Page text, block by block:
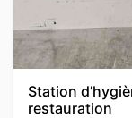
Station
restauration